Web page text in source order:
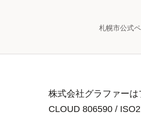
札幌市公式
株式会社グラファー
CLOUD 806590 /